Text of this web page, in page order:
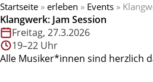
Startseite » erleben » Events »
Klangwerk: Jam Session
Freitag, 27.3.2026
19–22 Uhr
Alle Musiker*innen sind herzlich